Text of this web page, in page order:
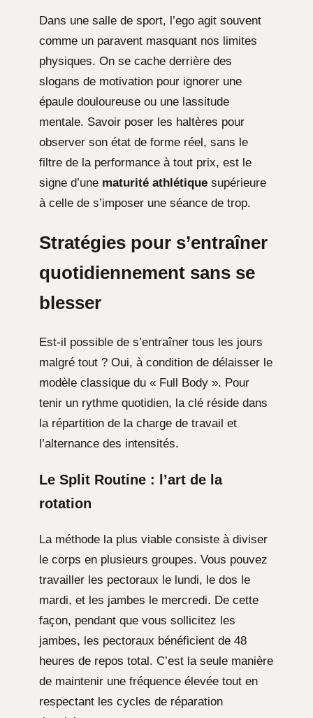
Dans une salle de sport, l’ego agit souvent
comme un paravent masquant nos limites
physiques. On se cache derrière des
slogans de motivation pour ignorer une
épaule douloureuse ou une lassitude
mentale. Savoir poser les haltères pour
observer son état de forme réel, sans le
filtre de la performance à tout prix, est le
signe d’une maturité athlétique supérieure
à celle de s’imposer une séance de trop.
Stratégies pour s’entraîner
quotidiennement sans se
blesser
Est-il possible de s’entraîner tous les jours
malgré tout ? Oui, à condition de délaisser le
modèle classique du « Full Body ». Pour
tenir un rythme quotidien, la clé réside dans
la répartition de la charge de travail et
l’alternance des intensités.
Le Split Routine : l’art de la
rotation
La méthode la plus viable consiste à diviser
le corps en plusieurs groupes. Vous pouvez
travailler les pectoraux le lundi, le dos le
mardi, et les jambes le mercredi. De cette
façon, pendant que vous sollicitez les
jambes, les pectoraux bénéficient de 48
heures de repos total. C’est la seule manière
de maintenir une fréquence élevée tout en
respectant les cycles de réparation